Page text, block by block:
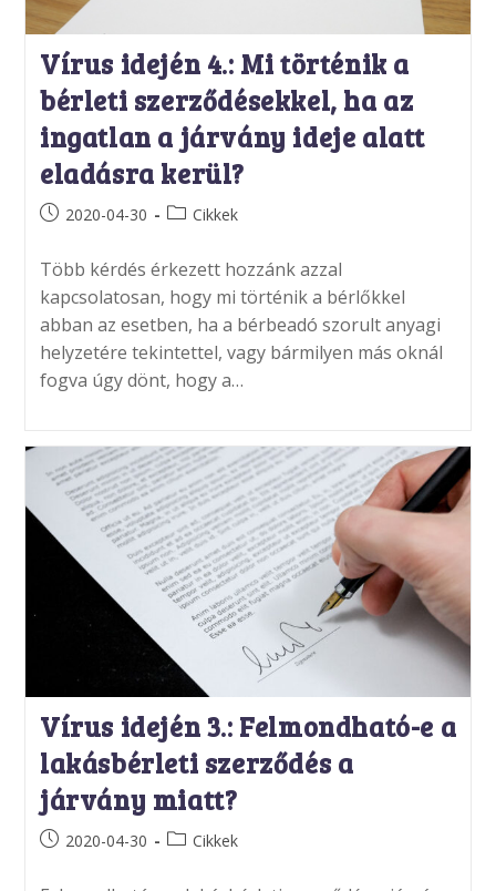
Vírus idején 4.: Mi történik a
bérleti szerződésekkel, ha az
ingatlan a járvány ideje alatt
eladásra kerül?
Post2020-04-30
PostCikkek
Több kérdés érkezett hozzánk azzal
kapcsolatosan, hogy mi történik a bérlőkkel
abban az esetben, ha a bérbeadó szorult anyagi
helyzetére tekintettel, vagy bármilyen más oknál
fogva úgy dönt, hogy a…
Vírus idején 3.: Felmondható-e a
lakásbérleti szerződés a
járvány miatt?
Post2020-04-30
PostCikkek